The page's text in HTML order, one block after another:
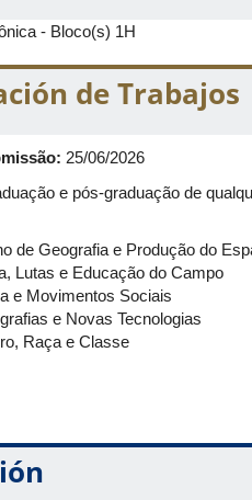
- Bloco(s) 1H
de Trabajos
25/06/2026
e pós-graduação de
de Geografia e Produção do
Lutas e Educação do Campo
e Movimentos Sociais
e Novas Tecnologias
Raça e Classe
problema de pesquisa, os
pesquisa.